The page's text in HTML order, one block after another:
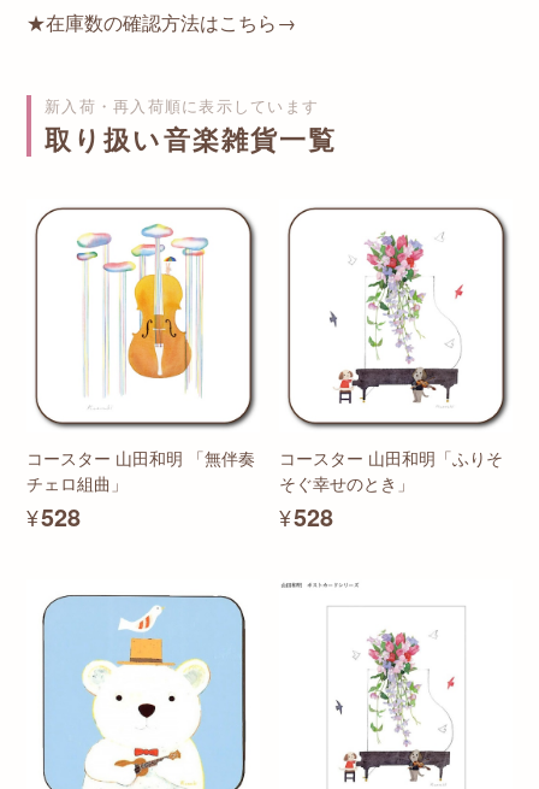
★在庫数の確認方法はこちら→
新入荷・再入荷順に表示しています
取り扱い音楽雑貨一覧
コースター 山田和明 「無伴奏
チェロ組曲」
¥528
コースター 山田和明「ふりそ
そぐ幸せのとき」
¥528